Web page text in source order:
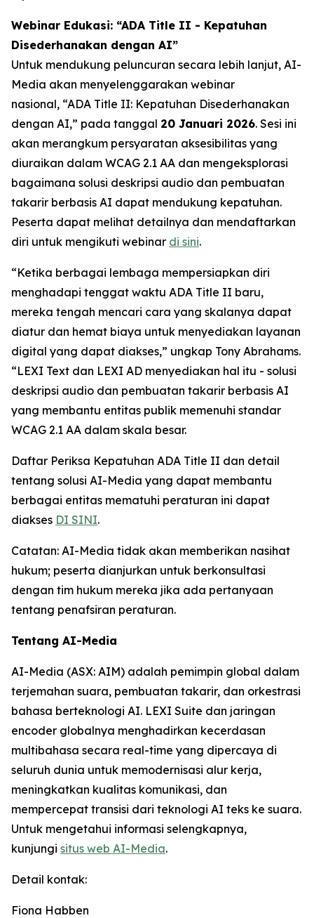
Webinar Edukasi: “ADA Title II - Kepatuhan
Disederhanakan dengan AI”
Untuk mendukung peluncuran secara lebih lanjut, AI-
Media akan menyelenggarakan webinar
nasional, “ADA Title II: Kepatuhan Disederhanakan
dengan AI,” pada tanggal 20 Januari 2026. Sesi ini
akan merangkum persyaratan aksesibilitas yang
diuraikan dalam WCAG 2.1 AA dan mengeksplorasi
bagaimana solusi deskripsi audio dan pembuatan
takarir berbasis AI dapat mendukung kepatuhan.
Peserta dapat melihat detailnya dan mendaftarkan
diri untuk mengikuti webinar di sini.
“Ketika berbagai lembaga mempersiapkan diri
menghadapi tenggat waktu ADA Title II baru,
mereka tengah mencari cara yang skalanya dapat
diatur dan hemat biaya untuk menyediakan layanan
digital yang dapat diakses,” ungkap Tony Abrahams.
“LEXI Text dan LEXI AD menyediakan hal itu - solusi
deskripsi audio dan pembuatan takarir berbasis AI
yang membantu entitas publik memenuhi standar
WCAG 2.1 AA dalam skala besar.
Daftar Periksa Kepatuhan ADA Title II dan detail
tentang solusi AI-Media yang dapat membantu
berbagai entitas mematuhi peraturan ini dapat
diakses DI SINI.
Catatan: AI-Media tidak akan memberikan nasihat
hukum; peserta dianjurkan untuk berkonsultasi
dengan tim hukum mereka jika ada pertanyaan
tentang penafsiran peraturan.
Tentang AI-Media
AI-Media (ASX: AIM) adalah pemimpin global dalam
terjemahan suara, pembuatan takarir, dan orkestrasi
bahasa berteknologi AI. LEXI Suite dan jaringan
encoder globalnya menghadirkan kecerdasan
multibahasa secara real-time yang dipercaya di
seluruh dunia untuk memodernisasi alur kerja,
meningkatkan kualitas komunikasi, dan
mempercepat transisi dari teknologi AI teks ke suara.
Untuk mengetahui informasi selengkapnya,
kunjungi situs web AI-Media.
Detail kontak:
Fiona Habben